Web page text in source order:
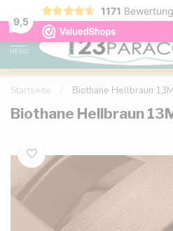
9,5
1171
Kostenlose Lieferung nach Hause
MENU
Startseite Biothane Hellbraun
Biothane Hellbraun